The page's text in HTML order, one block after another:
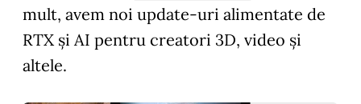
mult, avem noi update-uri alimentate de
RTX și AI pentru creatori 3D, video și
altele.